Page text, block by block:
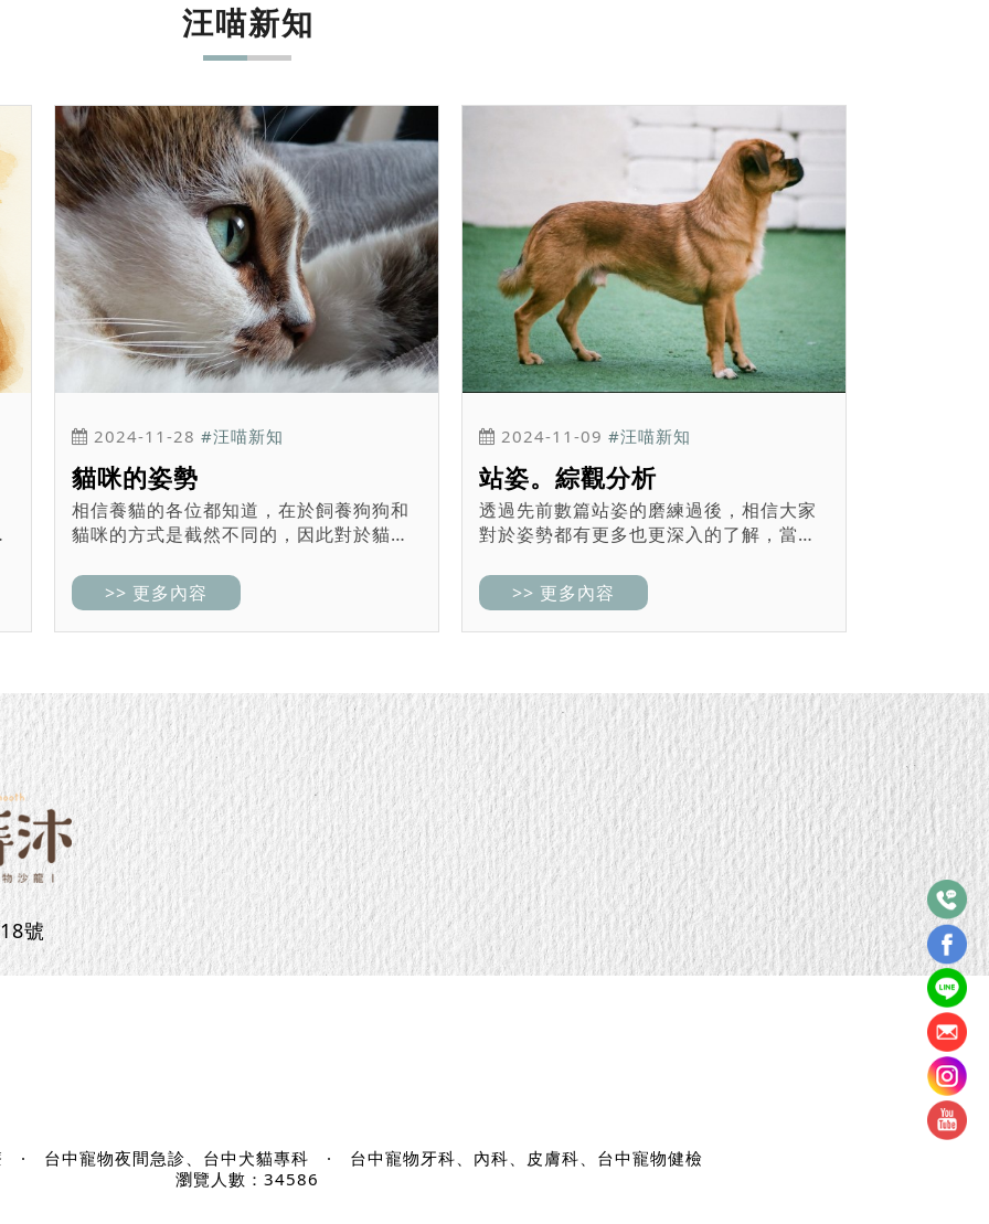
汪喵新知
2024-11-28 #汪喵新知
貓咪的姿勢
相信養貓的各位都知道，在於飼養狗狗和
貓咪的方式是截然不同的，因此對於貓咪
而言沒有那麼多，反而會是觀察貓咪們的
慣性 和 對稱性 會相對多一些。 我們可
以透過觀察貓咪...
>> 更多內容
2024-11-09 #汪喵新知
站姿。綜觀分析
透過先前數篇站姿的磨練過後，相信大家
對於姿勢都有更多也更深入的了解，當我
後，希望大家可以把家中寶貝們的 檢查 和
預防 落實在治療之前。 那麼現在我們再
用另一個相...
>> 更多內容
號
· 台中寵物夜間急診、台中犬貓專科 · 台中寵物牙科、內科、皮膚科、台中寵物健檢
瀏覽人數：34586